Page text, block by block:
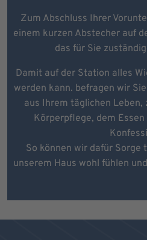
Zum Abschluss Ihrer
einem kurzen Abstecher auf
das für Sie
Damit auf der Station alles
werden kann. befragen wir
aus Ihrem täglichen Leben,
Körperpflege, dem
So können wir dafür Sorge
unserem Haus wohl fühlen